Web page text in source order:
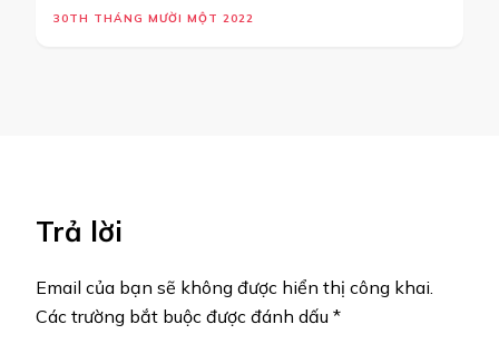
30TH THÁNG MƯỜI MỘT 2022
Trả lời
Email của bạn sẽ không được hiển thị công khai.
Các trường bắt buộc được đánh dấu *